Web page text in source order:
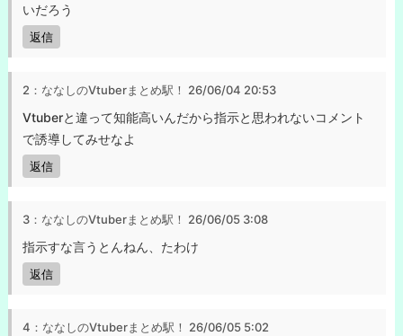
いだろう
返信
2：ななしのVtuberまとめ駅！ 26/06/04 20:53
Vtuberと違って知能高いんだから指示と思われないコメント
で誘導してみせなよ
返信
3：ななしのVtuberまとめ駅！ 26/06/05 3:08
指示すな言うとんねん、たわけ
返信
4：ななしのVtuberまとめ駅！ 26/06/05 5:02